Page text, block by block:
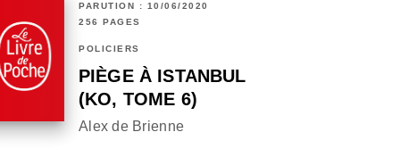
PARUTION : 10/06/2020
256 PAGES
POLICIERS
PIÈGE À ISTANBUL
(KO, TOME 6)
Alex de Brienne